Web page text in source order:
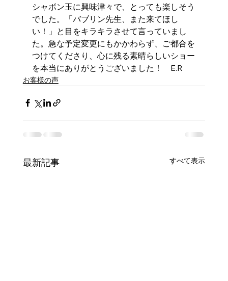
シャボン玉に興味津々で、とっても楽しそう
でした。「バブリン先生、また来てほし
い！」と目をキラキラさせて言っていまし
た。急な予定変更にもかかわらず、ご都合を
つけてくださり、心に残る素晴らしいショー
を本当にありがとうございました！　E.R
お客様の声
最新記事 すべて表示